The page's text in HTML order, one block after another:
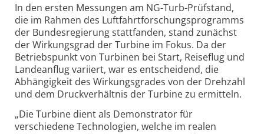
In den ersten Messungen am NG-Turb-Prüfstand,
die im Rahmen des Luftfahrtforschungsprogramms
der Bundesregierung stattfanden, stand zunächst
der Wirkungsgrad der Turbine im Fokus. Da der
Betriebspunkt von Turbinen bei Start, Reiseflug und
Landeanflug variiert, war es entscheidend, die
Abhängigkeit des Wirkungsgrades von der Drehzahl
und dem Druckverhältnis der Turbine zu ermitteln.
„Die Turbine dient als Demonstrator für
verschiedene Technologien, welche im realen